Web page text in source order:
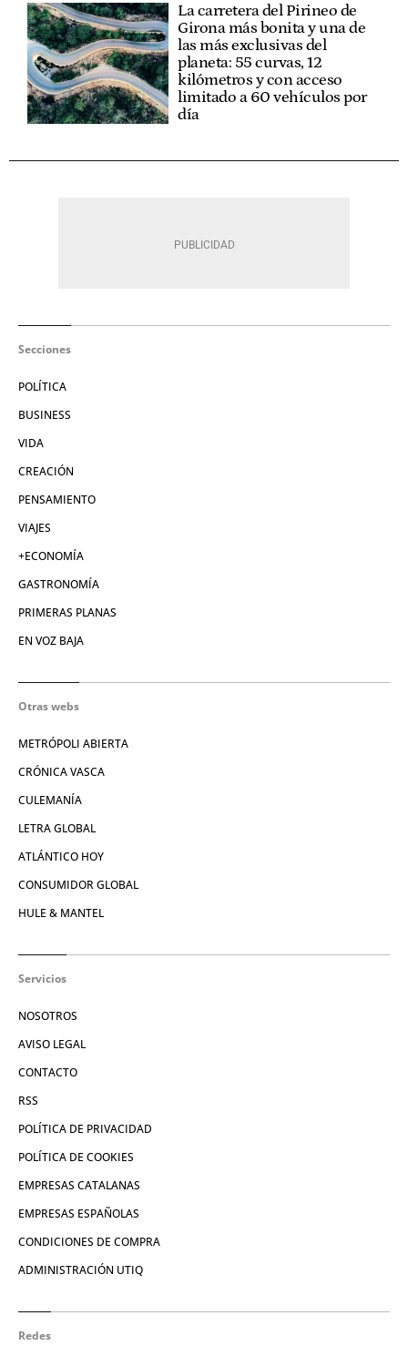
La carretera del Pirineo de
Girona más bonita y una de
las más exclusivas del
planeta: 55 curvas, 12
kilómetros y con acceso
limitado a 60 vehículos por
día
Secciones
POLÍTICA
BUSINESS
VIDA
CREACIÓN
PENSAMIENTO
VIAJES
+ECONOMÍA
GASTRONOMÍA
PRIMERAS PLANAS
EN VOZ BAJA
Otras webs
METRÓPOLI ABIERTA
CRÓNICA VASCA
CULEMANÍA
LETRA GLOBAL
ATLÁNTICO HOY
CONSUMIDOR GLOBAL
HULE & MANTEL
Servicios
NOSOTROS
AVISO LEGAL
CONTACTO
RSS
POLÍTICA DE PRIVACIDAD
POLÍTICA DE COOKIES
EMPRESAS CATALANAS
EMPRESAS ESPAÑOLAS
CONDICIONES DE COMPRA
ADMINISTRACIÓN UTIQ
Redes